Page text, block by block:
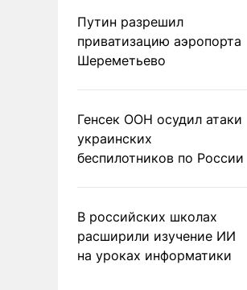
Путин разрешил
приватизацию аэропорта
Шереметьево
Генсек ООН осудил атаки
украинских
беспилотников по России
В российских школах
расширили изучение ИИ
на уроках информатики